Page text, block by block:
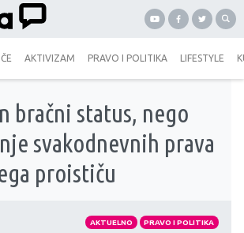
AKTIVIZAM PRAVO I POLITIKA LIFESTYLE
bračni status, nego
svakodnevnih prava
proističu
AKTUELNO PRAVO I POLITIKA